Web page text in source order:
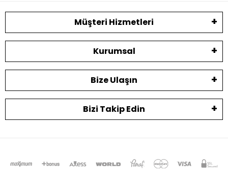
Müşteri Hizmetleri
Kurumsal
Bize Ulaşın
Bizi Takip Edin